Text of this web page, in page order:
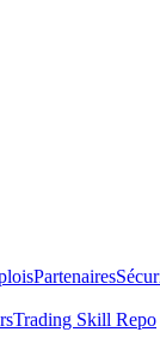
Partenaires
Trading Skill Repo